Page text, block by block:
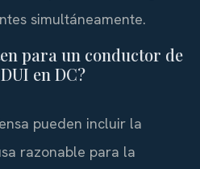
simultáneamente.
para un conductor de
en DC?
pueden incluir la
razonable para la